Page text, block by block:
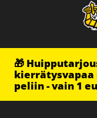
🎁
kierrätysvapaa
peliin - vain 1